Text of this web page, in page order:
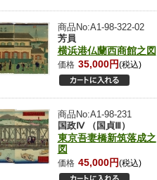
商品No:A1-98-322-02
芳員
横浜港仏蘭西商館之図
価格 35,000円(税込)
商品No:A1-98-231
国政Ⅳ （国貞Ⅲ）
東京吾妻橋新筑落成之
図
価格 45,000円(税込)